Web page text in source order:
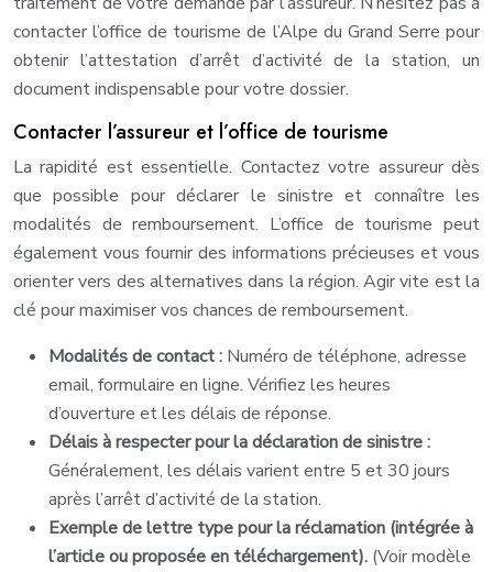
contacter l’office de tourisme de l’Alpe du Grand Serre pour
obtenir l’attestation d’arrêt d’activité de la station, un
document indispensable pour votre dossier.
Contacter l’assureur et l’office de tourisme
La rapidité est essentielle. Contactez votre assureur dès
que possible pour déclarer le sinistre et connaître les
modalités de remboursement. L’office de tourisme peut
également vous fournir des informations précieuses et vous
orienter vers des alternatives dans la région. Agir vite est la
clé pour maximiser vos chances de remboursement.
Modalités de contact : Numéro de téléphone, adresse
email, formulaire en ligne. Vérifiez les heures
d’ouverture et les délais de réponse.
Délais à respecter pour la déclaration de sinistre :
Généralement, les délais varient entre 5 et 30 jours
après l’arrêt d’activité de la station.
Exemple de lettre type pour la réclamation (intégrée à
l’article ou proposée en téléchargement). (Voir modèle